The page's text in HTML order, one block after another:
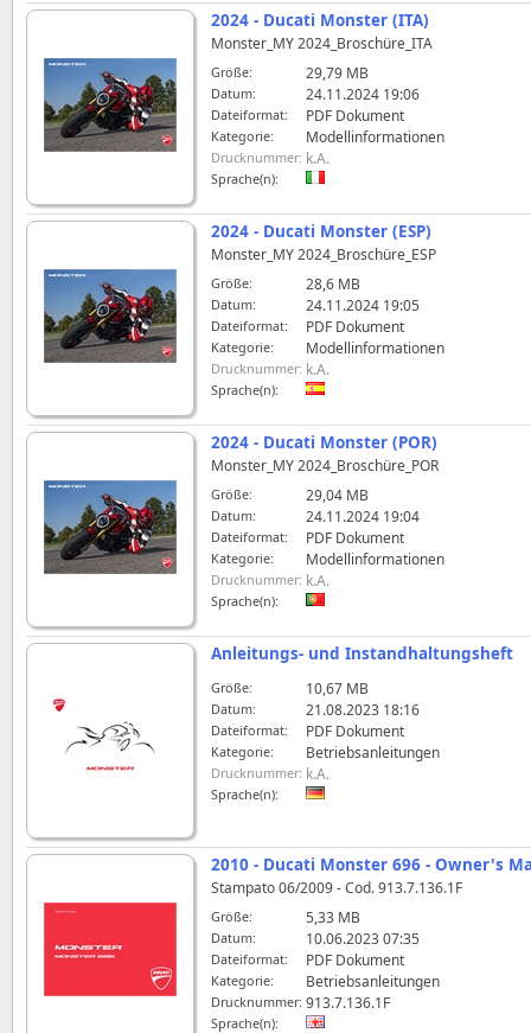
2024 - Ducati Monster (ITA)
Monster_MY 2024_Broschüre_ITA
Größe: 29,79 MB
Datum: 24.11.2024 19:06
Dateiformat: PDF Dokument
Kategorie: Modellinformationen
Drucknummer: k.A.
Sprache(n):
2024 - Ducati Monster (ESP)
Monster_MY 2024_Broschüre_ESP
Größe: 28,6 MB
Datum: 24.11.2024 19:05
Dateiformat: PDF Dokument
Kategorie: Modellinformationen
Drucknummer: k.A.
Sprache(n):
2024 - Ducati Monster (POR)
Monster_MY 2024_Broschüre_POR
Größe: 29,04 MB
Datum: 24.11.2024 19:04
Dateiformat: PDF Dokument
Kategorie: Modellinformationen
Drucknummer: k.A.
Sprache(n):
Anleitungs- und Instandhaltungsheft
Größe: 10,67 MB
Datum: 21.08.2023 18:16
Dateiformat: PDF Dokument
Kategorie: Betriebsanleitungen
Drucknummer: k.A.
Sprache(n):
2010 - Ducati Monster 696 - Owner's
Stampato 06/2009 - Cod. 913.7.136.1F
Größe: 5,33 MB
Datum: 10.06.2023 07:35
Dateiformat: PDF Dokument
Kategorie: Betriebsanleitungen
Drucknummer: 913.7.136.1F
Sprache(n):